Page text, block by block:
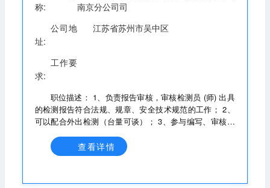
称:
南京分公司司
公司地
址:
江苏省苏州市吴中区
工作要
求:
职位描述： 1、负责报告审核，审核检测员 (师) 出具
的检测报告符合法规、规章、安全技术规范的工作； 2、
可以配合外出检测（台量可谈）； 3、参与编写、审核本
审核的检测细则、仪器设备操作规程、检测报告的正确
性、规范性负责； 4、对检测人员的工作质量进行检查、
、DTS资格证书。 2、熟悉电梯检验相关法律、法规、规
查看详情